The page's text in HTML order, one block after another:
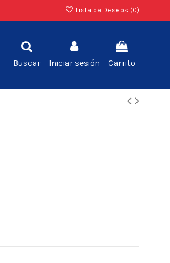
Lista de Deseos (0)
Buscar Iniciar sesión Carrito